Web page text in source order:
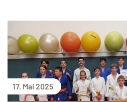
17. Mai 2025